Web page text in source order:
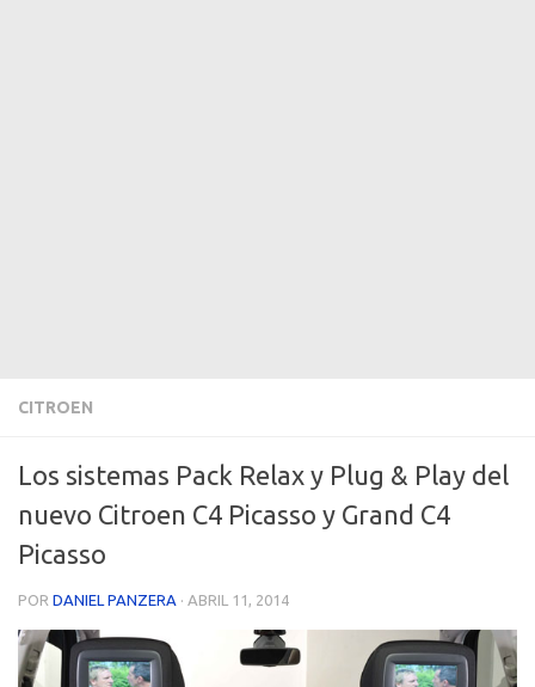
CITROEN
Los sistemas Pack Relax y Plug & Play del
nuevo Citroen C4 Picasso y Grand C4
Picasso
POR DANIEL PANZERA · ABRIL 11, 2014